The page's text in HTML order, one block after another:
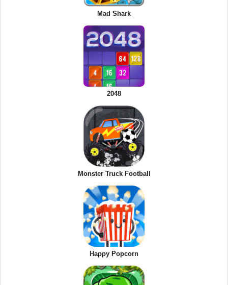
Mad Shark
2048
Monster Truck Football
Happy Popcorn